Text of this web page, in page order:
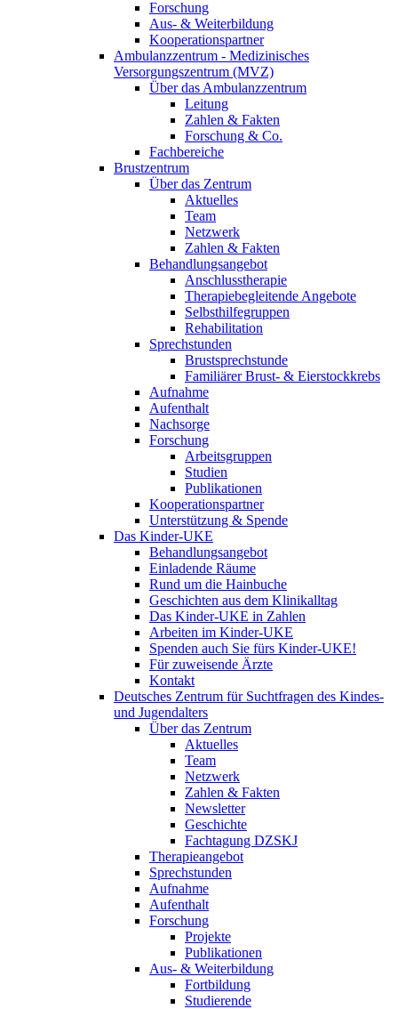
Forschung
Aus- & Weiterbildung
Kooperationspartner
Ambulanzzentrum - Medizinisches
Versorgungszentrum (MVZ)
Über das Ambulanzzentrum
Leitung
Zahlen & Fakten
Forschung & Co.
Fachbereiche
Brustzentrum
Über das Zentrum
Aktuelles
Team
Netzwerk
Zahlen & Fakten
Behandlungsangebot
Anschlusstherapie
Therapiebegleitende Angebote
Selbsthilfegruppen
Rehabilitation
Sprechstunden
Brustsprechstunde
Familiärer Brust- & Eierstockkrebs
Aufnahme
Aufenthalt
Nachsorge
Forschung
Arbeitsgruppen
Studien
Publikationen
Kooperationspartner
Unterstützung & Spende
Das Kinder-UKE
Behandlungsangebot
Einladende Räume
Rund um die Hainbuche
Geschichten aus dem Klinikalltag
Das Kinder-UKE in Zahlen
Arbeiten im Kinder-UKE
Spenden auch Sie fürs Kinder-UKE!
Für zuweisende Ärzte
Kontakt
Deutsches Zentrum für Suchtfragen des Kindes-
und Jugendalters
Über das Zentrum
Aktuelles
Team
Netzwerk
Zahlen & Fakten
Newsletter
Geschichte
Fachtagung DZSKJ
Therapieangebot
Sprechstunden
Aufnahme
Aufenthalt
Forschung
Projekte
Publikationen
Aus- & Weiterbildung
Fortbildung
Studierende